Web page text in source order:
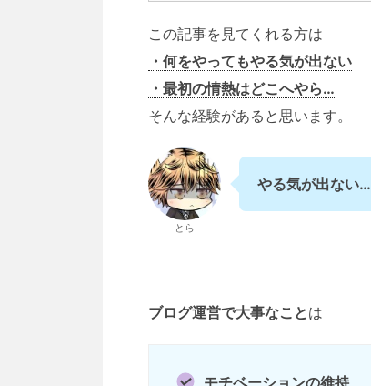
この記事を見てくれる方は
・何をやってもやる気が出ない
・最初の情熱はどこへやら…
そんな経験があると思います。
とら
やる気が出ない…
ブログ運営で大事なことは